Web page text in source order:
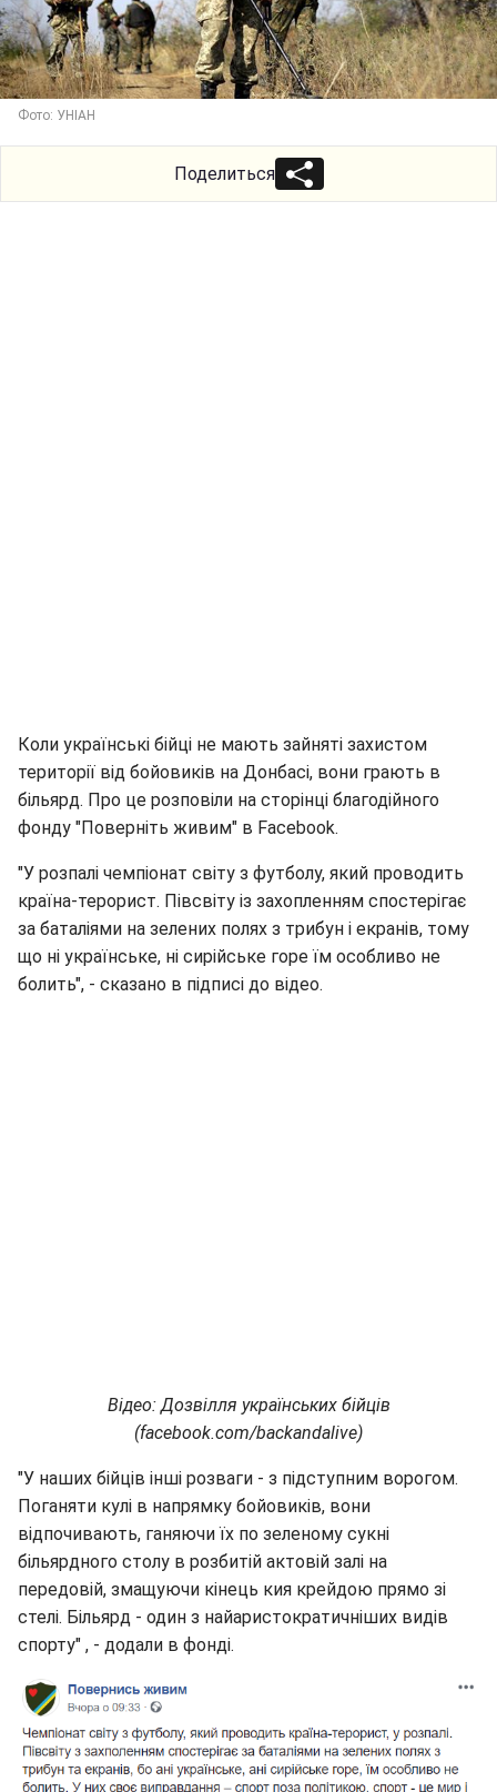
Фото: УНІАН
Поделиться
Коли українські бійці не мають зайняті захистом
території від бойовиків на Донбасі, вони грають в
більярд. Про це розповіли на сторінці благодійного
фонду "Поверніть живим" в Facebook.
"У розпалі чемпіонат світу з футболу, який проводить
країна-терорист. Півсвіту із захопленням спостерігає
за баталіями на зелених полях з трибун і екранів, тому
що ні українське, ні сирійське горе їм особливо не
болить", - сказано в підписі до відео.
Відео: Дозвілля українських бійців
(facebook.com/backandalive)
"У наших бійців інші розваги - з підступним ворогом.
Поганяти кулі в напрямку бойовиків, вони
відпочивають, ганяючи їх по зеленому сукні
більярдного столу в розбитій актовій залі на
передовій, змащуючи кінець кия крейдою прямо зі
стелі. Більярд - один з найаристократичніших видів
спорту" , - додали в фонді.